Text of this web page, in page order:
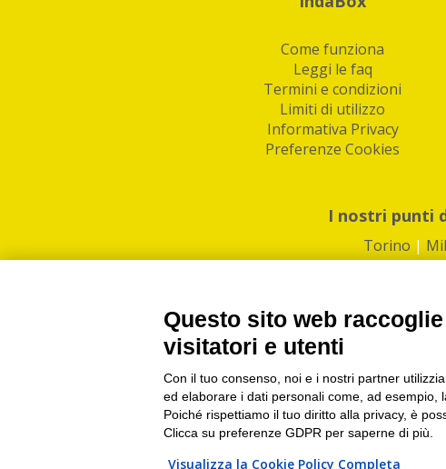
Come funziona
Leggi le faq
Termini e condizioni
Limiti di utilizzo
Informativa Privacy
Preferenze Cookies
I nostri punti
Torino |
PI/CF/N°Iscr.:
IndaBox | Oltre 11.500 punti di
Questo sito web
visitatori e utenti
Con il tuo consenso, noi e i nostri partner
ed elaborare i dati personali come, ad esempio,
Poiché rispettiamo il tuo diritto alla privacy, è
Clicca su preferenze GDPR per saperne di più.
Visualizza la Cookie Policy Completa